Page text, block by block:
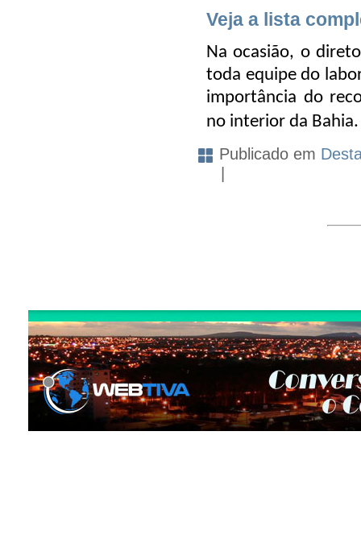
Veja a lista
Na ocasião, o
toda equipe do
importância do
no interior da
Publicado em